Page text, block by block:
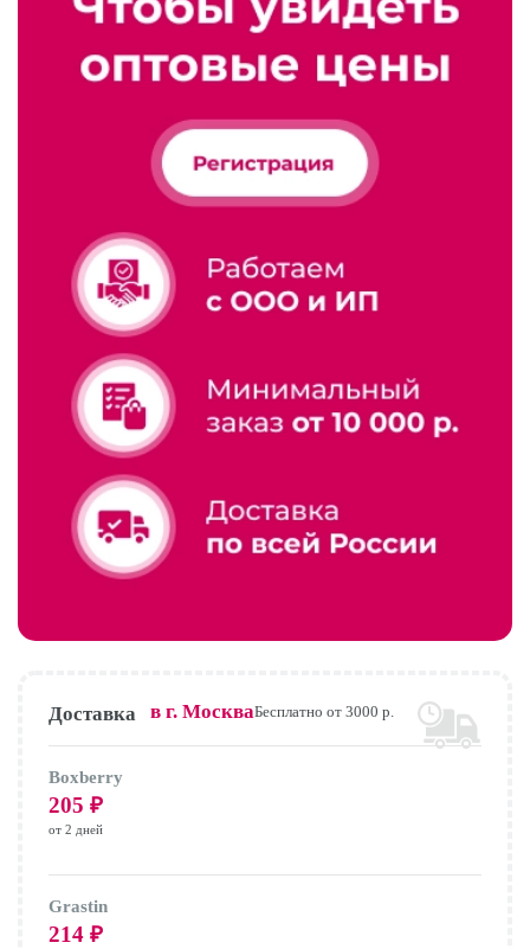
Доставка в г. МоскваБесплатно от 3000 р.
Boxberry
205 ₽
от 2 дней
Grastin
214 ₽